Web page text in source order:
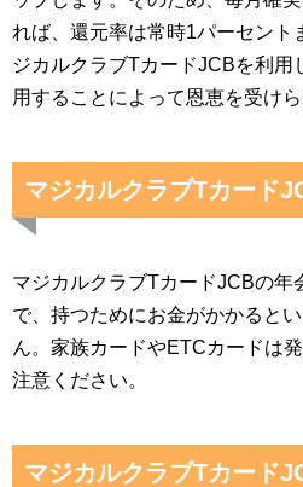
れば、還元率は常時1パーセント
ジカルクラブTカードJCBを利用
用することによって恩恵を受けら
マジカルクラブTカード
マジカルクラブTカードJCBの年
で、持つためにお金がかかると
ん。家族カードやETCカードは
注意ください。
マジカルクラブTカード